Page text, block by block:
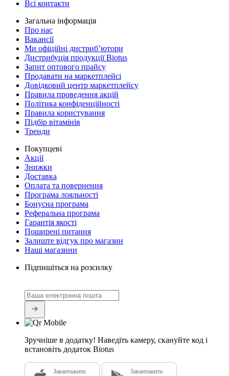
Всі контакти
Загальна інформація
Про нас
Вакансії
Ми офіційні дистриб’ютори
Дистрибуція продукції Biotus
Запит оптового прайсу
Продавати на маркетплейсі
Довідковий центр маркетплейсу
Правила проведення акцій
Політика конфіденційності
Правила користування
Підбір вітамінів
Тренди
Покупцеві
Акції
Знижки
Доставка
Оплата та повернення
Програма лояльності
Бонусна програма
Реферальна програма
Гарантія якості
Поширені питання
Залиште відгук про магазин
Наші магазини
Підпишіться на розсилку
Зручніше в додатку! Наведіть камеру, скануйте код і
встановіть додаток Biotus
Завантажити Завантажити